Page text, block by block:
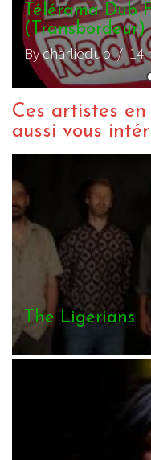
Joe Pilgrim
Intuitions
By benustus/ 23
Ces artistes
aussi vous
The Ligerians